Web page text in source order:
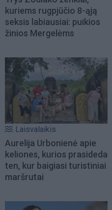
kuriems rugpjūčio 8-ąją
seksis labiausiai: puikios
žinios Mergelėms
Laisvalaikis
Aurelija Urbonienė apie
keliones, kurios prasideda
ten, kur baigiasi turistiniai
maršrutai